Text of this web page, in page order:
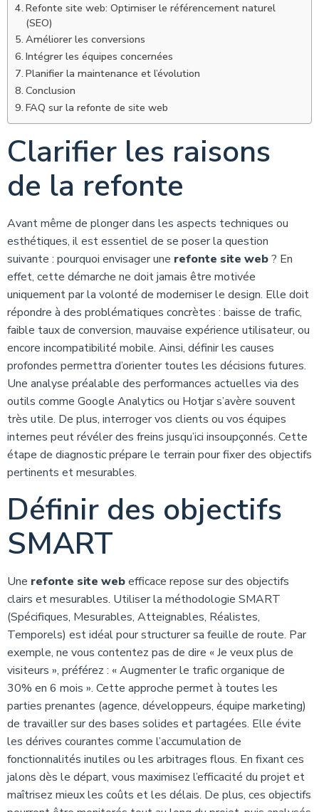
Refonte site web: Optimiser le référencement naturel
(SEO)
Améliorer les conversions
Intégrer les équipes concernées
Planifier la maintenance et l’évolution
Conclusion
FAQ sur la refonte de site web
Clarifier les raisons
de la refonte
Avant même de plonger dans les aspects techniques ou
esthétiques, il est essentiel de se poser la question
suivante : pourquoi envisager une refonte site web? En
effet, cette démarche ne doit jamais être motivée
uniquement par la volonté de moderniser le design. Elle doit
répondre à des problématiques concrètes : baisse de trafic,
faible taux de conversion, mauvaise expérience utilisateur, ou
encore incompatibilité mobile. Ainsi, définir les causes
profondes permettra d’orienter toutes les décisions futures.
Une analyse préalable des performances actuelles via des
outils comme Google Analytics ou Hotjar s’avère souvent
très utile. De plus, interroger vos clients ou vos équipes
internes peut révéler des freins jusqu’ici insoupçonnés. Cette
étape de diagnostic prépare le terrain pour fixer des objectifs
pertinents et mesurables.
Définir des objectifs
SMART
Une refonte site webefficace repose sur des objectifs
clairs et mesurables. Utiliser la méthodologie SMART
(Spécifiques, Mesurables, Atteignables, Réalistes,
Temporels) est idéal pour structurer sa feuille de route. Par
exemple, ne vous contentez pas de dire « Je veux plus de
visiteurs », préférez : « Augmenter le trafic organique de
30% en 6 mois ». Cette approche permet à toutes les
parties prenantes (agence, développeurs, équipe marketing)
de travailler sur des bases solides et partagées. Elle évite
les dérives courantes comme l’accumulation de
fonctionnalités inutiles ou les arbitrages flous. En fixant ces
jalons dès le départ, vous maximisez l’efficacité du projet et
maîtrisez mieux les coûts et les délais. De plus, ces objectifs